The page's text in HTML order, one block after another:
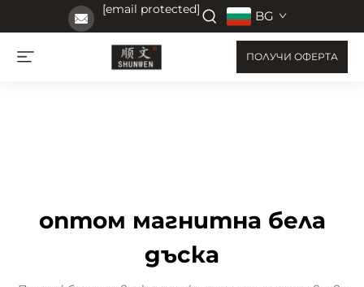
[email protected] BG
ПОЛУЧИ ОФЕРТА
оптом магнитна бела
дъска